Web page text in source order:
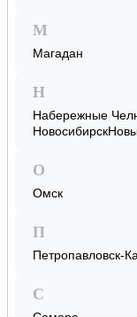
М
Магадан
Н
Набережные
Новосибирск
О
Омск
П
Петропавловск-
С